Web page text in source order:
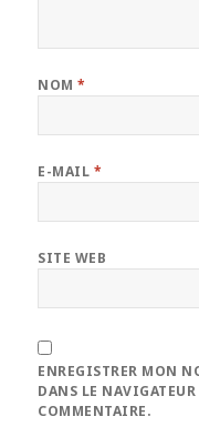
NOM*
E-MAIL *
SITE WEB
ENREGISTRER MON
DANS LE
COMMENTAIRE.